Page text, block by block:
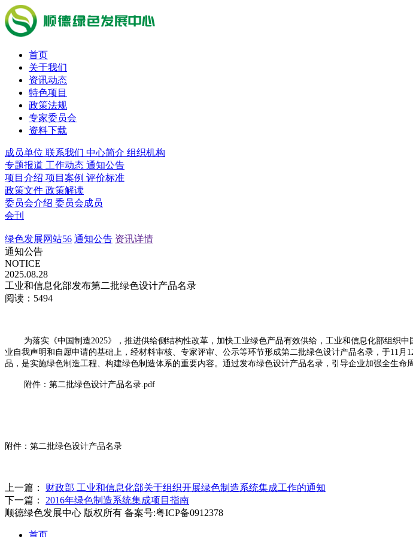
首页
关于我们
资讯动态
特色项目
政策法规
专家委员会
资料下载
成员单位 联系我们 中心简介 组织机构
专题报道 工作动态 通知公告
项目介绍 项目案例 评价标准
政策文件 政策解读
委员会介绍 委员会成员
会刊
绿色发展网站56 通知公告 资讯详情
通知公告
NOTICE
2025.08.28
工业和信息化部发布第二批绿色设计产品名录
阅读：5494
为落实《中国制造2025》，推进供给侧结构性改革，加快工业绿色产品有效供给，工业和信息化部组织
业自我声明和自愿申请的基础上，经材料审核、专家评审、公示等环节形成第二批绿色设计产品名录，于11
品，是实施绿色制造工程、构建绿色制造体系的重要内容。通过发布绿色设计产品名录，引导企业加强全生命
附件： 第二批绿色设计产品名录.pdf
附件：第二批绿色设计产品名录
上一篇：
财政部 工业和信息化部关于组织开展绿色制造系统集成工作的通知
下一篇：
2016年绿色制造系统集成项目指南
顺德绿色发展中心 版权所有 备案号:粤ICP备0912378
首页